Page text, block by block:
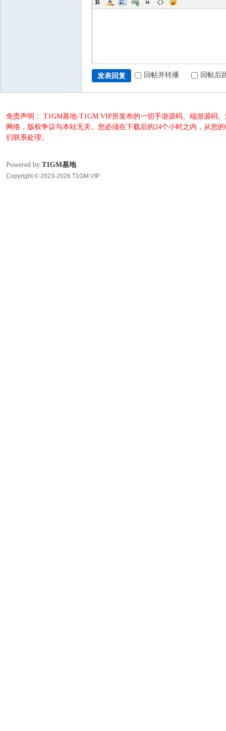
发表回复 回帖并转播 回帖后
免责声明： T1GM基地-T1GM.VIP所发布的一切手游源码、端游源码
网络，版权争议与本站无关。您必须在下载后的24个小时之内，从您
们联系处理。
Powered by T1GM基地
Copyright © 2023-2026 T1GM.VIP